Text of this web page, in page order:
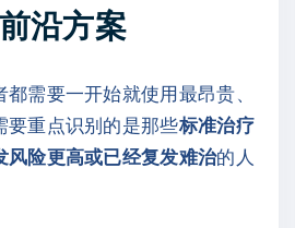
沿方案
需要一开始就使用最昂贵、
要重点识别的是那些标准治疗
风险更高或已经复发难治的人